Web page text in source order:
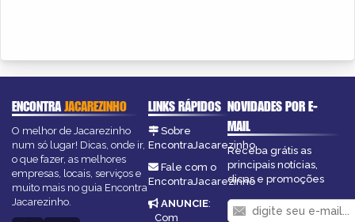
ENCONTRAJACAREZINHO
O melhor de Jacarezinho
num só lugar! Dicas, onde ir,
o que fazer, as melhores
empresas, locais, serviços e
muito mais no guia Encontra
Jacarezinho.
LINKS RÁPIDOS
Sobre
EncontraJacarezinho
Fale com o
EncontraJacarezinho
ANUNCIE:
Com
NOVIDADES POR E-
MAIL
Receba grátis as
principais notícias,
dicas e promoções